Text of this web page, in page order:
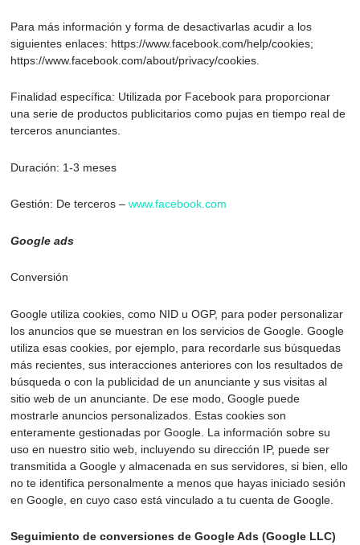
Para más información y forma de desactivarlas acudir a los
siguientes enlaces: https://www.facebook.com/help/cookies;
https://www.facebook.com/about/privacy/cookies.
Finalidad específica: Utilizada por Facebook para proporcionar
una serie de productos publicitarios como pujas en tiempo real de
terceros anunciantes.
Duración: 1-3 meses
Gestión: De terceros –www.facebook.com
Google ads
Conversión
Google utiliza cookies, como NID u OGP, para poder personalizar
los anuncios que se muestran en los servicios de Google. Google
utiliza esas cookies, por ejemplo, para recordarle sus búsquedas
más recientes, sus interacciones anteriores con los resultados de
búsqueda o con la publicidad de un anunciante y sus visitas al
sitio web de un anunciante. De ese modo, Google puede
mostrarle anuncios personalizados. Estas cookies son
enteramente gestionadas por Google. La información sobre su
uso en nuestro sitio web, incluyendo su dirección IP, puede ser
transmitida a Google y almacenada en sus servidores, si bien, ello
no te identifica personalmente a menos que hayas iniciado sesión
en Google, en cuyo caso está vinculado a tu cuenta de Google.
Seguimiento de conversiones de Google Ads (Google LLC)